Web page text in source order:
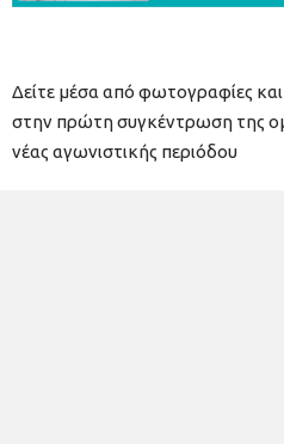
Δείτε μέσα από φωτογραφίες
στην πρώτη συγκέντρωση της
νέας αγωνιστικής περιόδου